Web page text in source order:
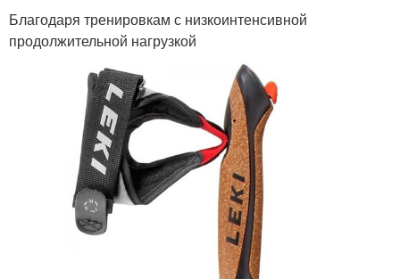
Благодаря тренировкам с низкоинтенсивной
продолжительной нагрузкой